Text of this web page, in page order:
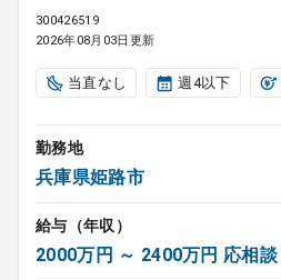
300426519
2026年08月03日更新
当直なし 週4以下
勤務地
兵庫県姫路市
給与（年収）
2000万円 ～ 2400万円 応相談